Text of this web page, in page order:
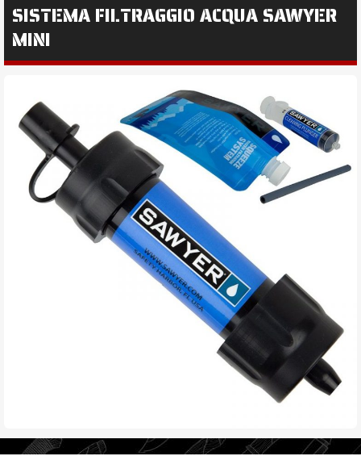
SISTEMA FILTRAGGIO ACQUA SAWYER
MINI